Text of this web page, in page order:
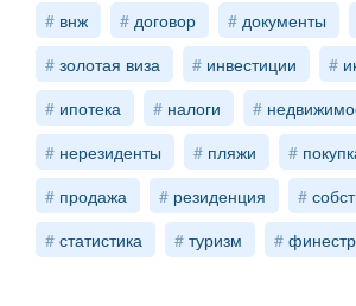
внж
договор документы
золотая виза
инвестиции
ипотека
налоги
нерезиденты
пляжи
продажа
резиденция
статистика
туризм